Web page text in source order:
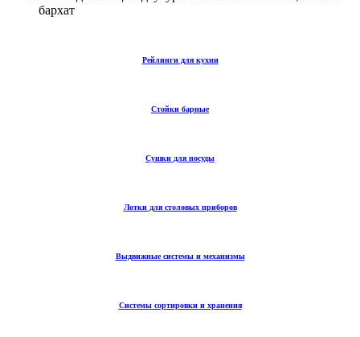
бархат
Рейлинги для кухни
Стойки барные
Сушки для посуды
Лотки для столовых приборов
Выдвижные системы и механизмы
Системы сортировки и хранения